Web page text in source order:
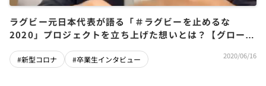
ラグビー元日本代表が語る「＃ラグビーを止めるな
2020」プロジェクトを立ち上げた想いとは？【グロービ
ス経営大学院 卒業生インタビュー】
#新型コロナ #卒業生インタビュー 2020/06/16